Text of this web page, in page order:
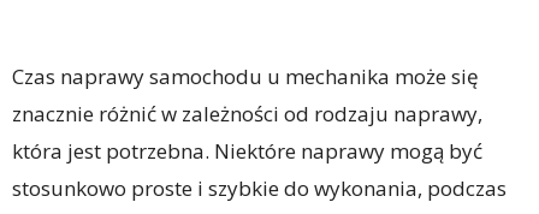
Czas naprawy samochodu u mechanika może się
znacznie różnić w zależności od rodzaju naprawy,
która jest potrzebna. Niektóre naprawy mogą być
stosunkowo proste i szybkie do wykonania, podczas